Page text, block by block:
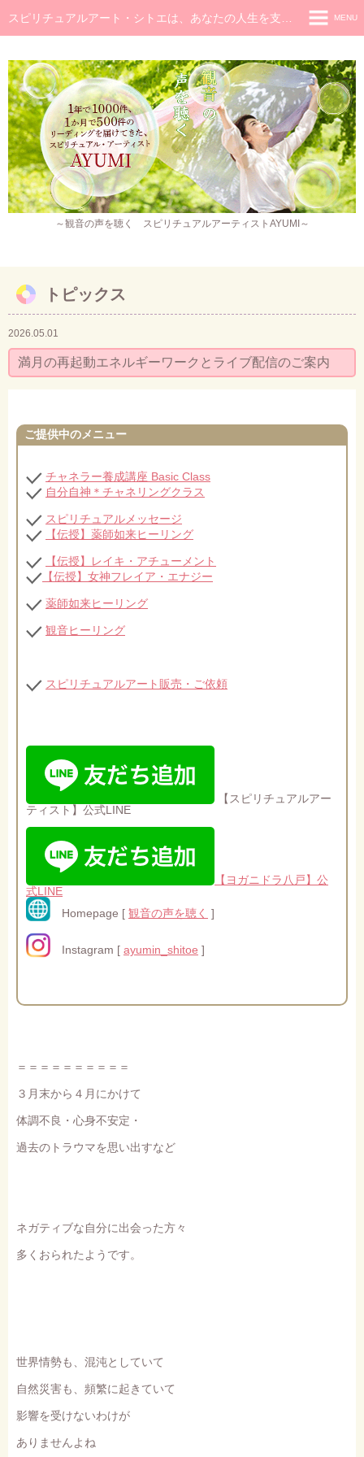
～観音の声を聴く スピリチュアルアーティストAYUMI～
MENU
◆ごあいさつ
スピリチュアル・メッセージ
チャネラー養成講座
スピリチュアル開花レッスン
レイキヒーラー養成コース・レイキアチューメント
作品販売
イベント・セミナー・お茶会
セミナー・お茶会のご依頼
◆ブログ
プライバシーポリシー
トピックス
2026.05.01
満月の再起動エネルギーワークとライブ配信のご案内
ご提供中のメニュー
チャネラー養成講座 Basic Class
自分自神＊チャネリングクラス
スピリチュアルメッセージ
【伝授】薬師如来ヒーリング
【伝授】レイキ・アチューメント
【伝授】女神フレイア・エナジー
薬師如来ヒーリング
観音ヒーリング
スピリチュアルアート販売・ご依頼
【スピリチュアルアー
ティスト】公式LINE
【ヨガニドラ八戸】公
式LINE
Homepage [ 観音の声を聴く ]
Instagram [ ayumin_shitoe ]
＝＝＝＝＝＝＝＝＝＝
３月末から４月にかけて
体調不良・心身不安定・
過去のトラウマを思い出すなど
ネガティブな自分に出会った方々
多くおられたようです。
世界情勢も、混沌としていて
自然災害も、頻繁に起きていて
影響を受けないわけが
ありませんよね